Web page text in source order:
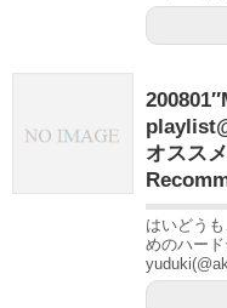
オスス
はいどう
めのハー